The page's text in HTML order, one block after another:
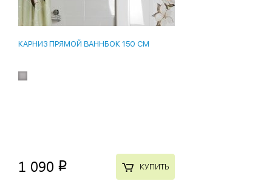
КАРНИЗ ПРЯМОЙ ВАННБОК 150 СМ
1 090 p КУПИТЬ